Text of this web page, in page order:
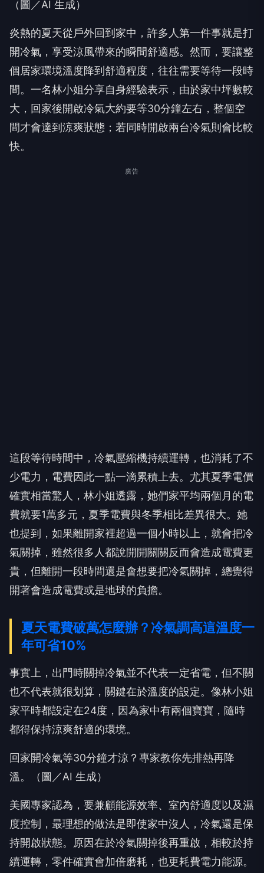
（圖／AI 生成）
炎熱的夏天從戶外回到家中，許多人第一件事就是打
開冷氣，享受涼風帶來的瞬間舒適感。然而，要讓整
個居家環境溫度降到舒適程度，往往需要等待一段時
間。一名林小姐分享自身經驗表示，由於家中坪數較
大，回家後開啟冷氣大約要等30分鐘左右，整個空
間才會達到涼爽狀態；若同時開啟兩台冷氣則會比較
快。
廣告
這段等待時間中，冷氣壓縮機持續運轉，也消耗了不
少電力，電費因此一點一滴累積上去。尤其夏季電價
確實相當驚人，林小姐透露，她們家平均兩個月的電
費就要1萬多元，夏季電費與冬季相比差異很大。她
也提到，如果離開家裡超過一個小時以上，就會把冷
氣關掉，雖然很多人都說開開關關反而會造成電費更
貴，但離開一段時間還是會想要把冷氣關掉，總覺得
開著會造成電費或是地球的負擔。
夏天電費破萬怎麼辦？冷氣調高這溫度一
年可省10%
事實上，出門時關掉冷氣並不代表一定省電，但不關
也不代表就很划算，關鍵在於溫度的設定。像林小姐
家平時都設定在24度，因為家中有兩個寶寶，隨時
都得保持涼爽舒適的環境。
回家開冷氣等30分鐘才涼？專家教你先排熱再降
溫。（圖／AI 生成）
美國專家認為，要兼顧能源效率、室內舒適度以及濕
度控制，最理想的做法是即使家中沒人，冷氣還是保
持開啟狀態。原因在於冷氣關掉後再重啟，相較於持
續運轉，零件確實會加倍磨耗，也更耗費電力能源。